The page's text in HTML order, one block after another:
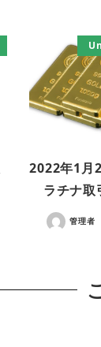
2022年1
ラチナ取
管理者